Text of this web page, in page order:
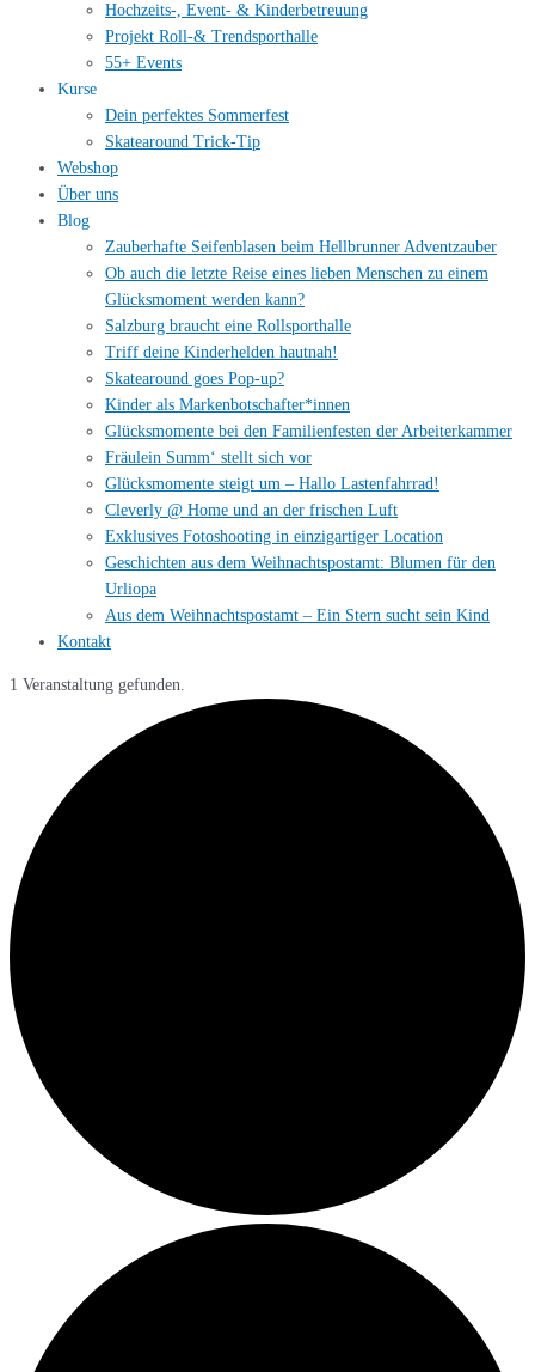
Hochzeits-, Event- & Kinderbetreuung
Projekt Roll-& Trendsporthalle
55+ Events
Kurse
Dein perfektes Sommerfest
Skatearound Trick-Tip
Webshop
Über uns
Blog
Zauberhafte Seifenblasen beim Hellbrunner Adventzauber
Ob auch die letzte Reise eines lieben Menschen zu einem
Glücksmoment werden kann?
Salzburg braucht eine Rollsporthalle
Triff deine Kinderhelden hautnah!
Skatearound goes Pop-up?
Kinder als Markenbotschafter*innen
Glücksmomente bei den Familienfesten der Arbeiterkammer
Fräulein Summ‘ stellt sich vor
Glücksmomente steigt um – Hallo Lastenfahrrad!
Cleverly @ Home und an der frischen Luft
Exklusives Fotoshooting in einzigartiger Location
Geschichten aus dem Weihnachtspostamt: Blumen für den
Urliopa
Aus dem Weihnachtspostamt – Ein Stern sucht sein Kind
Kontakt
1 Veranstaltung gefunden.